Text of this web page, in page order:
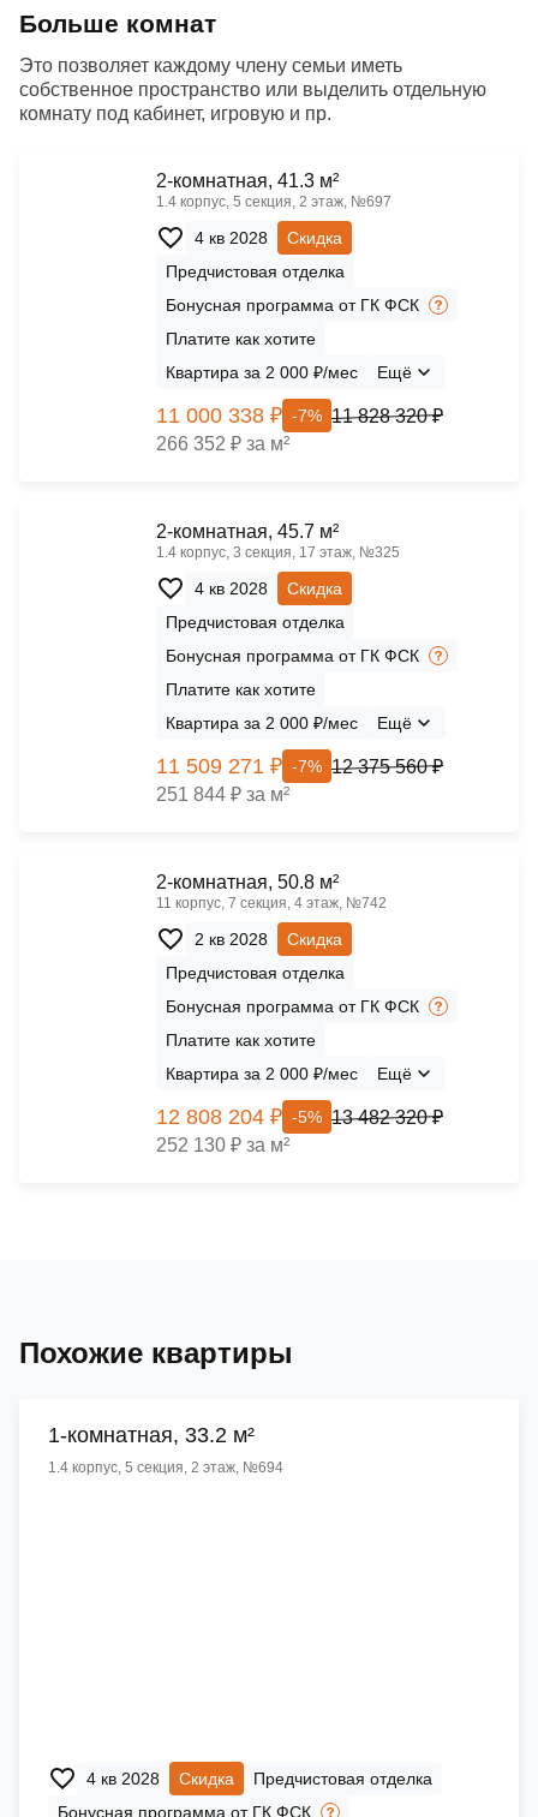
Больше комнат
Это позволяет каждому члену семьи иметь
собственное пространство или выделить отдельную
комнату под кабинет, игровую и пр.
2-комнатная, 41.3 м²
1.4 корпус, 5 секция, 2 этаж, №697
4 кв 2028
Скидка
Предчистовая отделка
Бонусная программа от ГК ФСК
Платите как хотите
Квартира за 2 000 ₽/мес
Ещё
11 000 338 ₽ -7% 11 828 320 ₽
266 352 ₽ за м²
2-комнатная, 45.7 м²
1.4 корпус, 3 секция, 17 этаж, №325
4 кв 2028
Скидка
Предчистовая отделка
Бонусная программа от ГК ФСК
Платите как хотите
Квартира за 2 000 ₽/мес
Ещё
11 509 271 ₽ -7% 12 375 560 ₽
251 844 ₽ за м²
2-комнатная, 50.8 м²
11 корпус, 7 секция, 4 этаж, №742
2 кв 2028
Скидка
Предчистовая отделка
Бонусная программа от ГК ФСК
Платите как хотите
Квартира за 2 000 ₽/мес
Ещё
12 808 204 ₽ -5% 13 482 320 ₽
252 130 ₽ за м²
Похожие квартиры
1-комнатная, 33.2 м²
1.4 корпус, 5 секция, 2 этаж, №694
4 кв 2028 Скидка
Предчистовая отделка
Бонусная программа от ГК ФСК